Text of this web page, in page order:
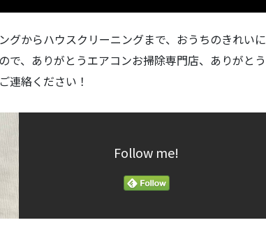
グからハウスクリーニングまで、おうちのきれいに
で、ありがとうエアコンお掃除専門店、ありがとう
連絡ください！
Follow me!